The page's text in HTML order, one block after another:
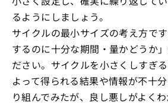
るようにしましょう。
サイクルの最小サイズの考え方で
するのに十分な期間・量かどうか
ださい。サイクルを小さくしすぎ
よって得られる結果や情報が不十
り組んでみたが、良し悪しがよく